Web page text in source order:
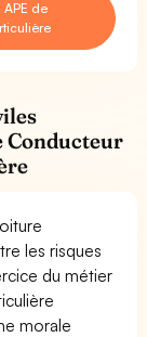
de
Conducteur
les risques
du métier
morale